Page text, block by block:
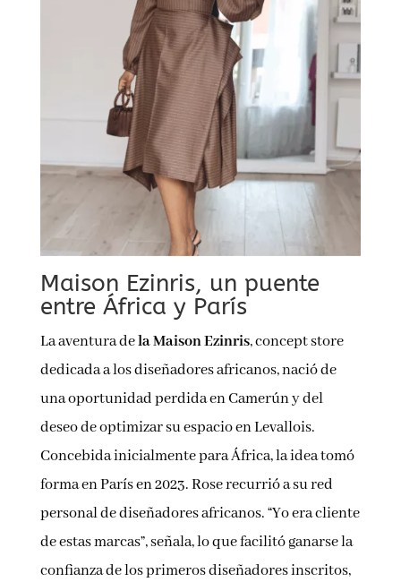
Maison Ezinris, un puente
entre África y París
La aventura dela Maison Ezinris, concept store
dedicada a los diseñadores africanos, nació de
una oportunidad perdida en Camerún y del
deseo de optimizar su espacio en Levallois.
Concebida inicialmente para África, la idea tomó
forma en París en 2023. Rose recurrió a su red
personal de diseñadores africanos. “Yo era cliente
de estas marcas”, señala, lo que facilitó ganarse la
confianza de los primeros diseñadores inscritos,